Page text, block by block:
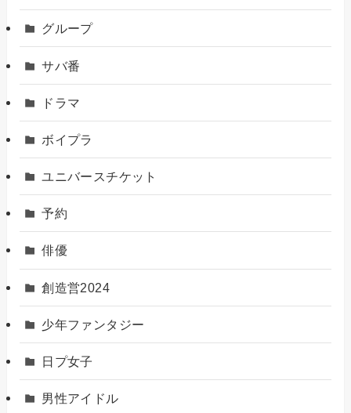
グループ
サバ番
ドラマ
ボイプラ
ユニバースチケット
予約
俳優
創造営2024
少年ファンタジー
日プ女子
男性アイドル